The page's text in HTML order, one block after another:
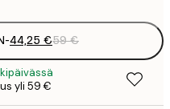
-44,25 €59 €
yli 59 €